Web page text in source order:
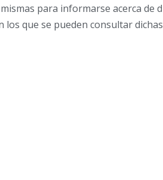
para informarse acerca de
que se pueden consultar